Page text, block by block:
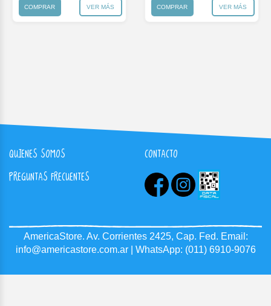
COMPRAR VER MÁS COMPRAR VER MÁS
QUIENES SOMOS CONTACTO
PREGUNTAS FRECUENTES
AmericaStore. Av. Corrientes 2425, Cap. Fed. Email:
info@americastore.com.ar
| WhatsApp: (011) 6910-9076